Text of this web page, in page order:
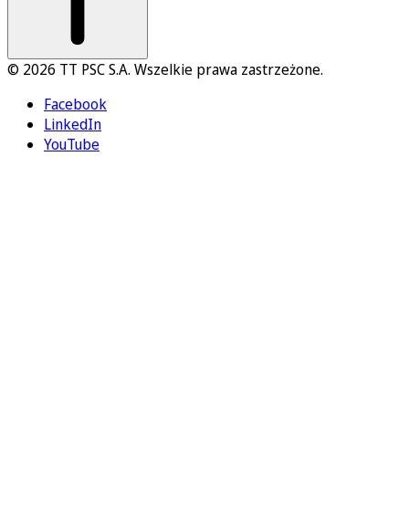
© 2026 TT PSC S.A. Wszelkie prawa zastrzeżone.
Facebook
LinkedIn
YouTube